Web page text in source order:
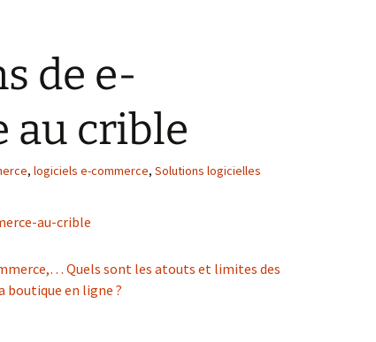
de e-
au crible
, logiciels e-commerce, Solutions logicielles
Quels sont les atouts et limites des
boutique en ligne ?